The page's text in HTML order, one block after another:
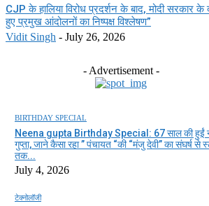
CJP के हालिया विरोध प्रदर्शन के बाद, मोदी सरकार के
हुए प्रमुख आंदोलनों का निष्पक्ष विश्लेषण”
Vidit Singh - July 26, 2026
- Advertisement -
BIRTHDAY SPECIAL
Neena gupta Birthday Special: 67 साल की हुईं
गुप्ता, जाने कैसा रहा ” पंचायत “की “मंजु देवी” का संघर्ष से
तक...
July 4, 2026
टेक्नोलॉजी